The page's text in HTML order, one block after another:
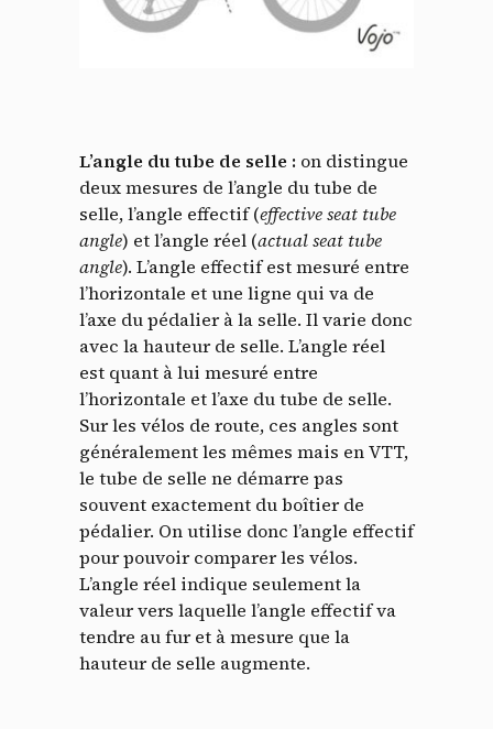
L’angle du tube de selle : on distingue
deux mesures de l’angle du tube de
selle, l’angle effectif (effective seat tube
angle) et l’angle réel (actual seat tube
angle). L’angle effectif est mesuré entre
l’horizontale et une ligne qui va de
l’axe du pédalier à la selle. Il varie donc
avec la hauteur de selle. L’angle réel
est quant à lui mesuré entre
l’horizontale et l’axe du tube de selle.
Sur les vélos de route, ces angles sont
généralement les mêmes mais en VTT,
le tube de selle ne démarre pas
souvent exactement du boîtier de
pédalier. On utilise donc l’angle effectif
pour pouvoir comparer les vélos.
L’angle réel indique seulement la
valeur vers laquelle l’angle effectif va
tendre au fur et à mesure que la
hauteur de selle augmente.